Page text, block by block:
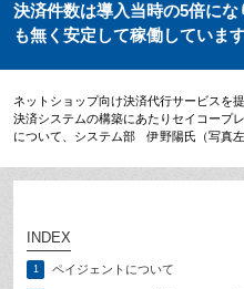
決済件数は導入当時の5倍に
も無く安定して稼働していま
ネットショップ向け決済代行サービスを
決済システムの構築にあたりセイコープ
について、システム部 伊野陽氏（写真
INDEX
1 ペイジェントについて